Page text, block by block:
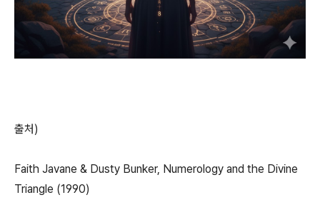
출처)
Faith Javane & Dusty Bunker, Numerology and the Divine
Triangle (1990)